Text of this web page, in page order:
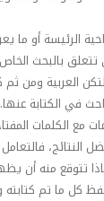
الرئيسة أو ما
تتعلق بالبحث
العربية ومن
في الكتابة عنها.
مع الكلمات
النتائج،
تتوقع منه أن
كل ما تم